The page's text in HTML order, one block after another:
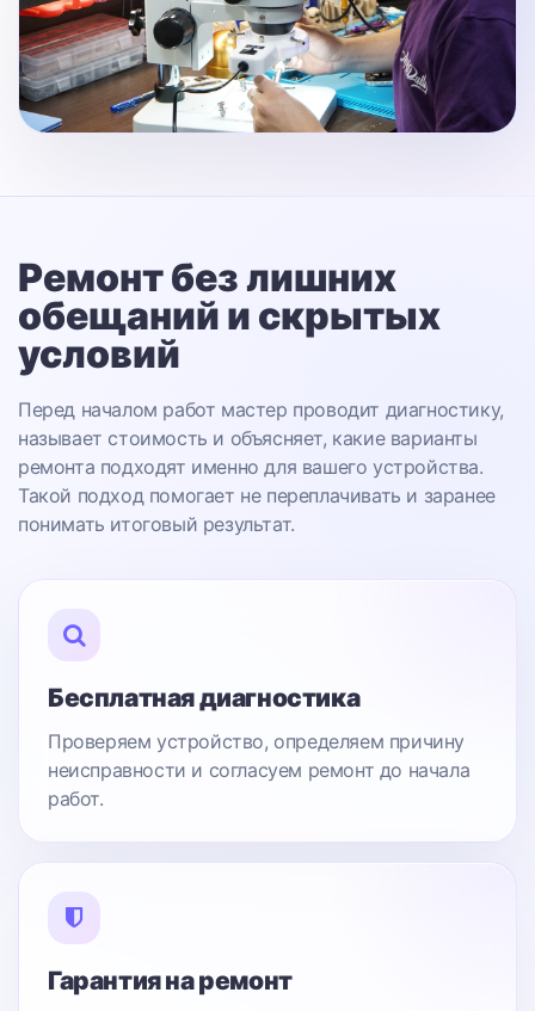
Ремонт без лишних
обещаний и скрытых
условий
Перед началом работ мастер проводит диагностику,
называет стоимость и объясняет, какие варианты
ремонта подходят именно для вашего устройства.
Такой подход помогает не переплачивать и заранее
понимать итоговый результат.
Бесплатная диагностика
Проверяем устройство, определяем причину
неисправности и согласуем ремонт до начала
работ.
Гарантия на ремонт